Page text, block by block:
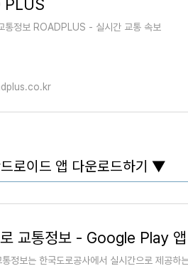
PLUS
통정보 ROADPLUS - 실시간 교통 속보
로이드 앱 다운로드하기 ▼
교통정보 - Google Play 앱
통정보는 한국도로공사에서 실시간으로 제공하